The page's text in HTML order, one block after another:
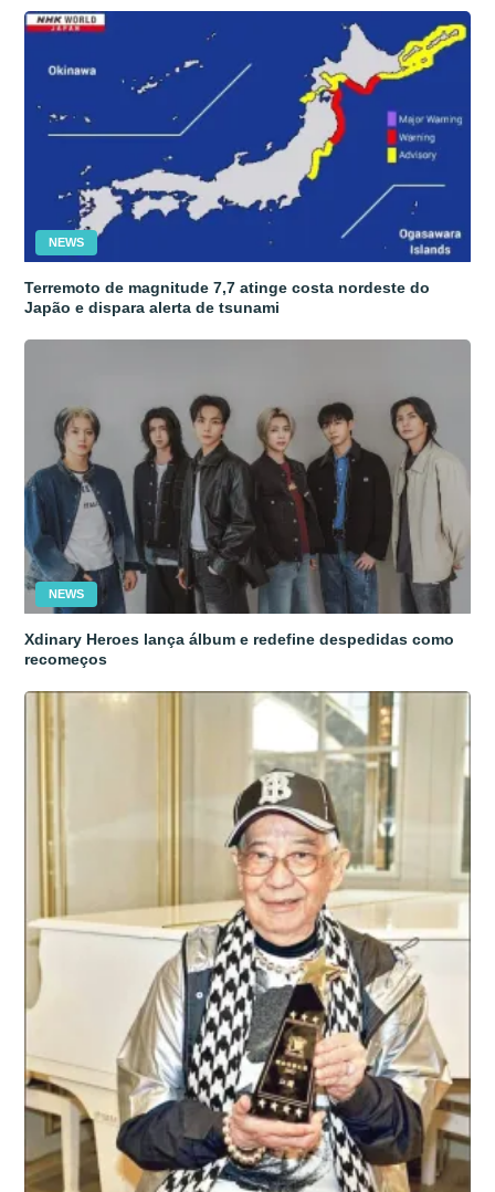
NEWS
Terremoto de magnitude 7,7 atinge costa nordeste do
Japão e dispara alerta de tsunami
NEWS
Xdinary Heroes lança álbum e redefine despedidas como
recomeços